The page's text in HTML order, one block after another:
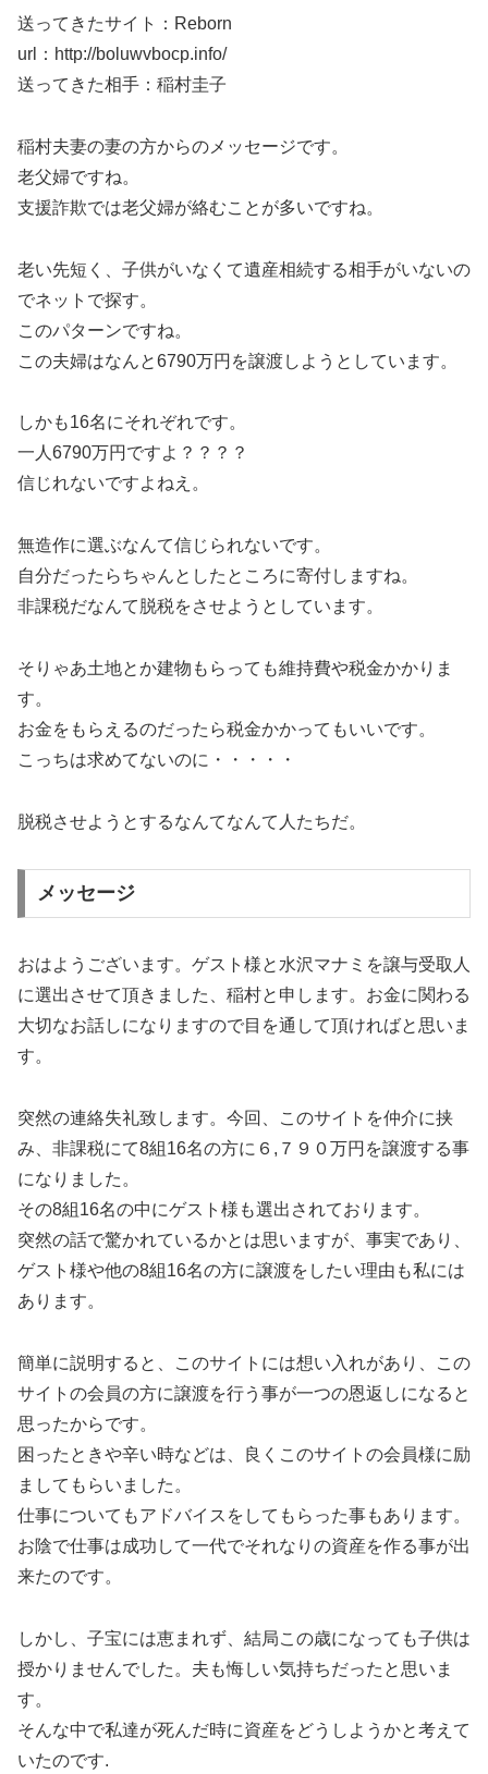
送ってきたサイト：Reborn
url：http://boluwvbocp.info/
送ってきた相手：稲村圭子
稲村夫妻の妻の方からのメッセージです。
老父婦ですね。
支援詐欺では老父婦が絡むことが多いですね。
老い先短く、子供がいなくて遺産相続する相手がいないの
でネットで探す。
このパターンですね。
この夫婦はなんと6790万円を譲渡しようとしています。
しかも16名にそれぞれです。
一人6790万円ですよ？？？？
信じれないですよねえ。
無造作に選ぶなんて信じられないです。
自分だったらちゃんとしたところに寄付しますね。
非課税だなんて脱税をさせようとしています。
そりゃあ土地とか建物もらっても維持費や税金かかりま
す。
お金をもらえるのだったら税金かかってもいいです。
こっちは求めてないのに・・・・・
脱税させようとするなんてなんて人たちだ。
メッセージ
おはようございます。ゲスト様と水沢マナミを譲与受取人
に選出させて頂きました、稲村と申します。お金に関わる
大切なお話しになりますので目を通して頂ければと思いま
す。
突然の連絡失礼致します。今回、このサイトを仲介に挟
み、非課税にて8組16名の方に６,７９０万円を譲渡する事
になりました。
その8組16名の中にゲスト様も選出されております。
突然の話で驚かれているかとは思いますが、事実であり、
ゲスト様や他の8組16名の方に譲渡をしたい理由も私には
あります。
簡単に説明すると、このサイトには想い入れがあり、この
サイトの会員の方に譲渡を行う事が一つの恩返しになると
思ったからです。
困ったときや辛い時などは、良くこのサイトの会員様に励
ましてもらいました。
仕事についてもアドバイスをしてもらった事もあります。
お陰で仕事は成功して一代でそれなりの資産を作る事が出
来たのです。
しかし、子宝には恵まれず、結局この歳になっても子供は
授かりませんでした。夫も悔しい気持ちだったと思いま
す。
そんな中で私達が死んだ時に資産をどうしようかと考えて
いたのです.